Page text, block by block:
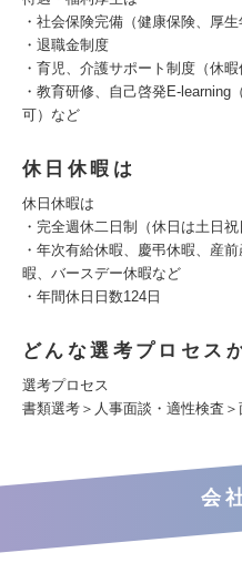
・社会保険完備（健康保険、厚
・退職金制度
・育児、介護サポート制度（休暇
・教育研修、自己啓発E-learning
可）など
休日休暇は
休日休暇は
・完全週休二日制（休日は土日祝
・年次有給休暇、慶弔休暇、産
暇、バースデー休暇など
・年間休日日数124日
どんな選考プロセス
選考プロセス
書類選考＞人事面談・適性検査
会